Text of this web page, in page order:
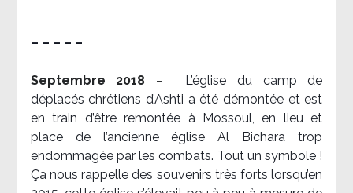
– – – – –
Septembre 2018 –
L’église du camp de
déplacés chrétiens d’Ashti a été démontée et est
en train d’être remontée à Mossoul, en lieu et
place de l’ancienne église Al Bichara trop
endommagée par les combats. Tout un symbole !
Ça nous rappelle des souvenirs très forts lorsqu’en